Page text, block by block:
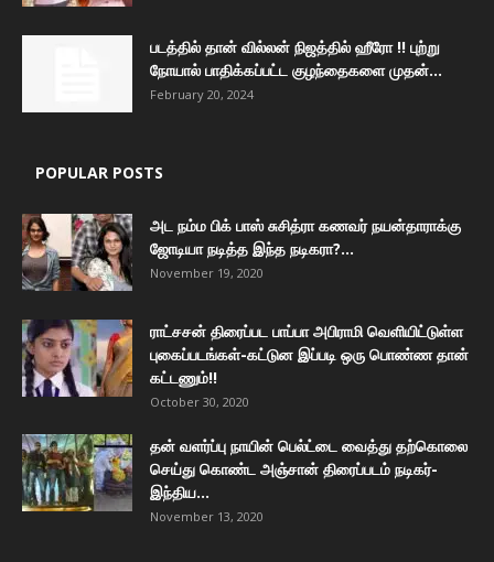
படத்தில் தான் வில்லன் நிஜத்தில் ஹீரோ !! புற்று
நோயால் பாதிக்கப்பட்ட குழந்தைகளை முதன்...
February 20, 2024
POPULAR POSTS
அட நம்ம பிக் பாஸ் சுசித்ரா கணவர் நயன்தாராக்கு
ஜோடியா நடித்த இந்த நடிகரா?...
November 19, 2020
ராட்சசன் திரைப்பட பாப்பா அபிராமி வெளியிட்டுள்ள
புகைப்படங்கள்-கட்டுன இப்படி ஒரு பொண்ண தான்
கட்டணும்!!
October 30, 2020
தன் வளர்ப்பு நாயின் பெல்ட்டை வைத்து தற்கொலை
செய்து கொண்ட அஞ்சான் திரைப்படம் நடிகர்-
இந்திய...
November 13, 2020